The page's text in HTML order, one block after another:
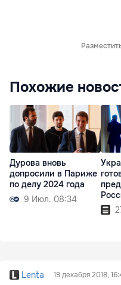
Похожие
Дурова вновь
допросили в Париже
по делу 2024 года
9 Июл. 08:34
Lenta 19 декабря 2018,